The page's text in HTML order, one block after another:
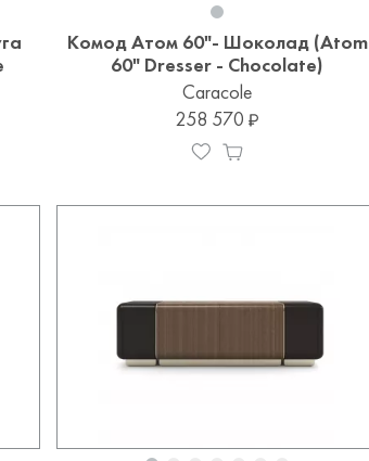
Комод Атом 60"- Шоколад (Atom
60" Dresser - Chocolate)
Caracole
258 570